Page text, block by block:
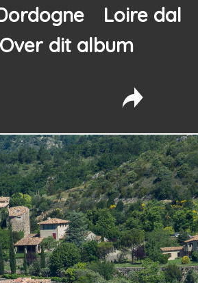
Loire dal
Over dit album